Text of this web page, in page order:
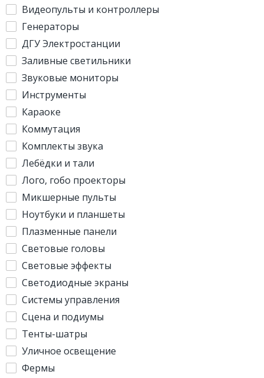
Видеопульты и контроллеры
Генераторы
ДГУ Электростанции
Заливные светильники
Звуковые мониторы
Инструменты
Караоке
Коммутация
Комплекты звука
Лебёдки и тали
Лого, гобо проекторы
Микшерные пульты
Ноутбуки и планшеты
Плазменные панели
Световые головы
Световые эффекты
Светодиодные экраны
Системы управления
Сцена и подиумы
Тенты-шатры
Уличное освещение
Фермы